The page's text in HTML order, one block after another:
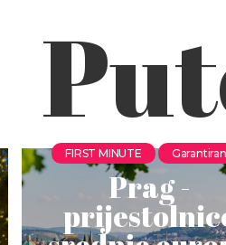
FIRST MINUTE
Prag -